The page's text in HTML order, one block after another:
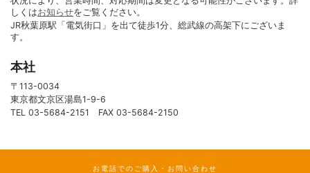
しくはお知らせをご覧ください。
JR秋葉原駅「電気街口」を出て徒歩1分、総武線の高架下にございま
す。
本社
〒113-0034
東京都文京区湯島1-9-6
TEL 03-5684-2151 FAX 03-5684-2150
お電話でのご購入・お問い合わせ